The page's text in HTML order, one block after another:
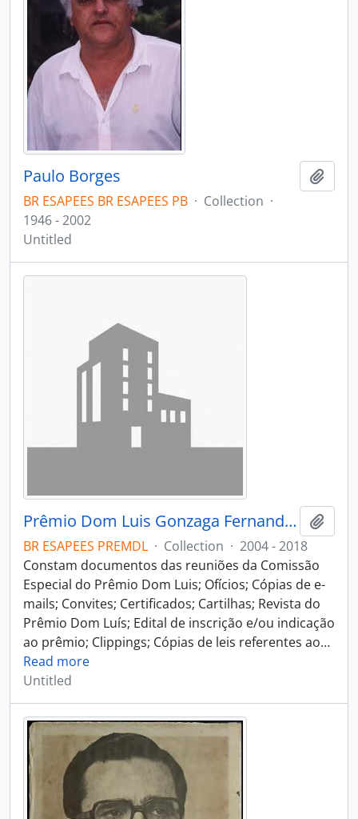
Paulo Borges
BR ESAPEES BR ESAPEES PB · Collection ·
1946 - 2002
Untitled
Prêmio Dom Luis Gonzaga Fernandes
BR ESAPEES PREMDL · Collection · 2004 - 2018
Constam documentos das reuniões da Comissão
Especial do Prêmio Dom Luis; Ofícios; Cópias de e-
mails; Convites; Certificados; Cartilhas; Revista do
Prêmio Dom Luís; Edital de inscrição e/ou indicação
ao prêmio; Clippings; Cópias de leis referentes ao…
Read more
Untitled